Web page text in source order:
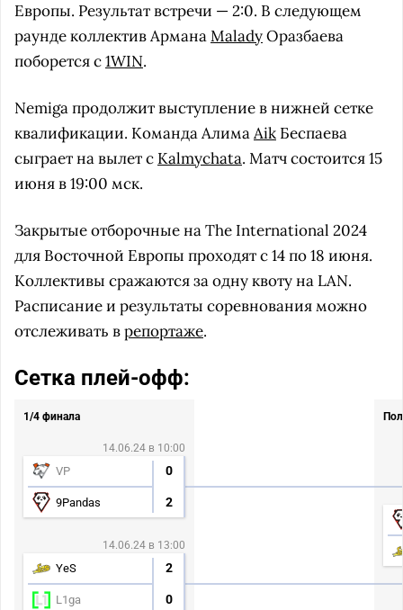
Европы. Результат встречи — 2:0. В следующем
раунде коллектив АрманаMaladyОразбаева
поборется с1WIN.
Nemiga продолжит выступление в нижней сетке
квалификации. Команда АлимаAik Беспаева
сыграет на вылет с Kalmychata. Матч состоится 15
июня в 19:00 мск.
Закрытые отборочные на The International 2024
для Восточной Европы проходят с 14 по 18 июня.
Коллективы сражаются за одну квоту на LAN.
Расписание и результаты соревнования можно
отслеживать врепортаже.
Сетка плей-офф:
1/4 финала
14.06.24 в 10:00
VP 0
9Pandas 2
14.06.24 в 13:00
YeS 2
L1ga 0